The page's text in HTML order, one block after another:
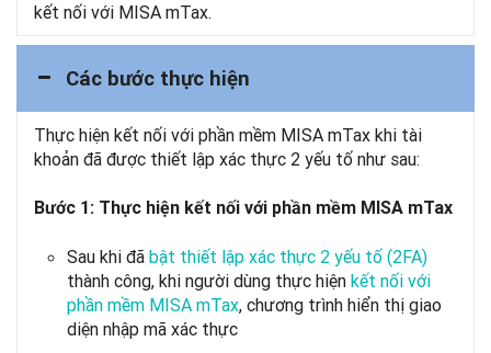
kết nối với MISA mTax.
Các bước thực hiện
Thực hiện kết nối với phần mềm MISA mTax khi tài
khoản đã được thiết lập xác thực 2 yếu tố như sau:
Bước 1: Thực hiện kết nối với phần mềm MISA mTax
Sau khi đã bật thiết lập xác thực 2 yếu tố (2FA)
thành công, khi người dùng thực hiện kết nối với
phần mềm MISA mTax, chương trình hiển thị giao
diện nhập mã xác thực